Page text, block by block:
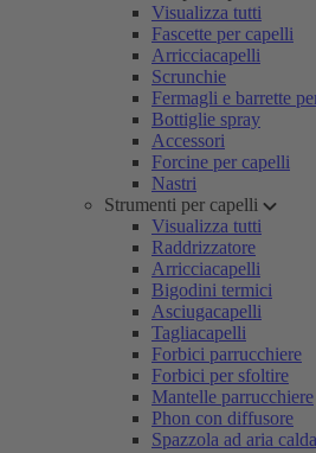
Visualizza tutti
Fascette per capelli
Arricciacapelli
Scrunchie
Fermagli e barrette
Bottiglie spray
Accessori
Forcine per capelli
Nastri
Strumenti per capelli
Visualizza tutti
Raddrizzatore
Arricciacapelli
Bigodini termici
Asciugacapelli
Tagliacapelli
Forbici parrucchiere
Forbici per sfoltire
Mantelle parrucchiere
Phon con diffusore
Spazzola ad aria calda